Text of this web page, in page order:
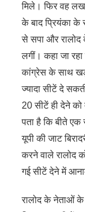
मिले। फिर वह
के बाद प्रियंका के
से सपा और
लगीं। कहा जा रहा
कांग्रेस के साथ
ज्यादा सीटें दे
20 सीटें ही देने
पता है कि बीते
यूपी की जाट
करने वाले रालोद
गई सीटें देने में
रालोद के नेताओं के